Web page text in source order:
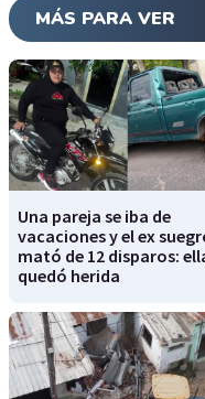
MÁS PARA VER
Una pareja se iba de
vacaciones y el ex
mató de 12 disparos:
quedó herida